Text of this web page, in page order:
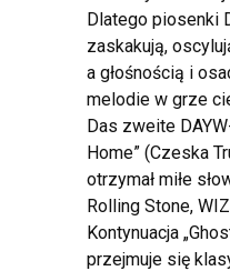
Dlatego piosenki
zaskakują,
a głośnością i
melodie w grze
Das zweite
Home” (Czeska
otrzymał miłe
Rolling Stone,
Kontynuacja
przejmuje się